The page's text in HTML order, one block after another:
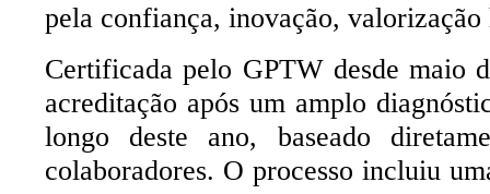
pela confiança, inovação, valorização
Certificada pelo GPTW desde maio
acreditação após um amplo
longo deste ano, baseado
colaboradores. O processo incluiu